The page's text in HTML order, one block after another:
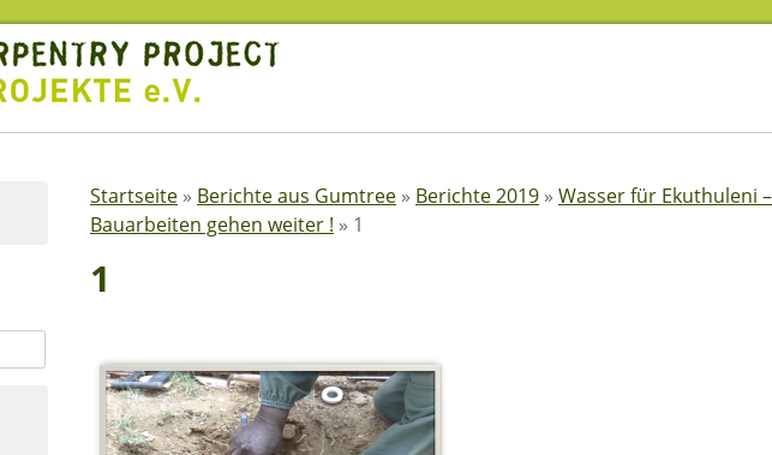
Startseite » Berichte aus Gumtree » Berichte 2019 » Wasser für Ekuthuleni
Bauarbeiten gehen weiter ! » 1
1